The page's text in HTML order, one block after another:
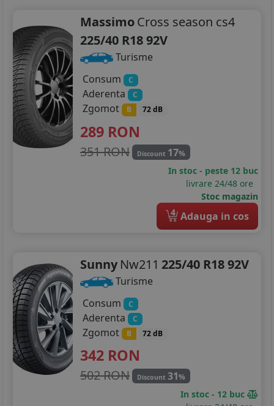
MassimoCross season cs4
225/40 R18 92V
Turisme
Consum
C
Aderenta C
Zgomot B 72 dB
289 RON
351 RON Discount 17%
In stoc - peste 12 buc
livrare 24/48 ore
Stoc magazin
4 Adauga in cos
Sunny Nw211 225/40 R18 92V
Turisme
Consum
C
Aderenta C
Zgomot B 72 dB
342 RON
502 RON Discount 31%
In stoc - 12 buc